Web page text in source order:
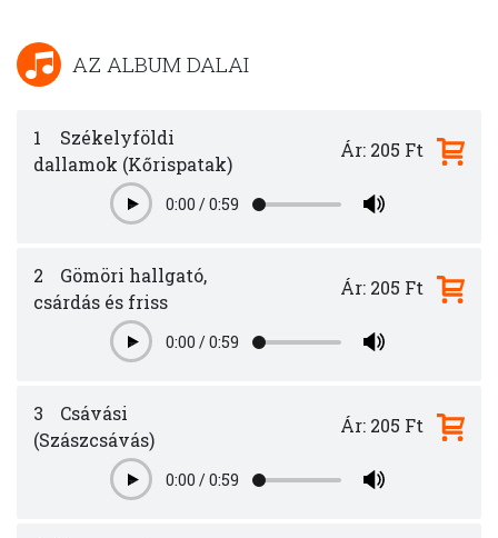
AZ ALBUM DALAI
1
Székelyföldi
dallamok (Kőrispatak)
Play0:00 /0:59
Ár: 205 Ft
2
Gömöri hallgató,
csárdás és friss
Play0:00 /0:59
Ár: 205 Ft
3
Csávási
(Szászcsávás)
Play0:00 /0:59
Ár: 205 Ft